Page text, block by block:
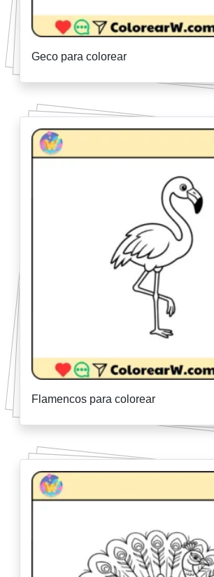
Geco para colorear
Flamencos para colorear